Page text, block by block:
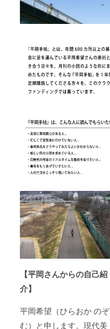
【平岡さんからの自己紹
介】
平岡希望（ひらおか のぞ
む）と申します。現代美